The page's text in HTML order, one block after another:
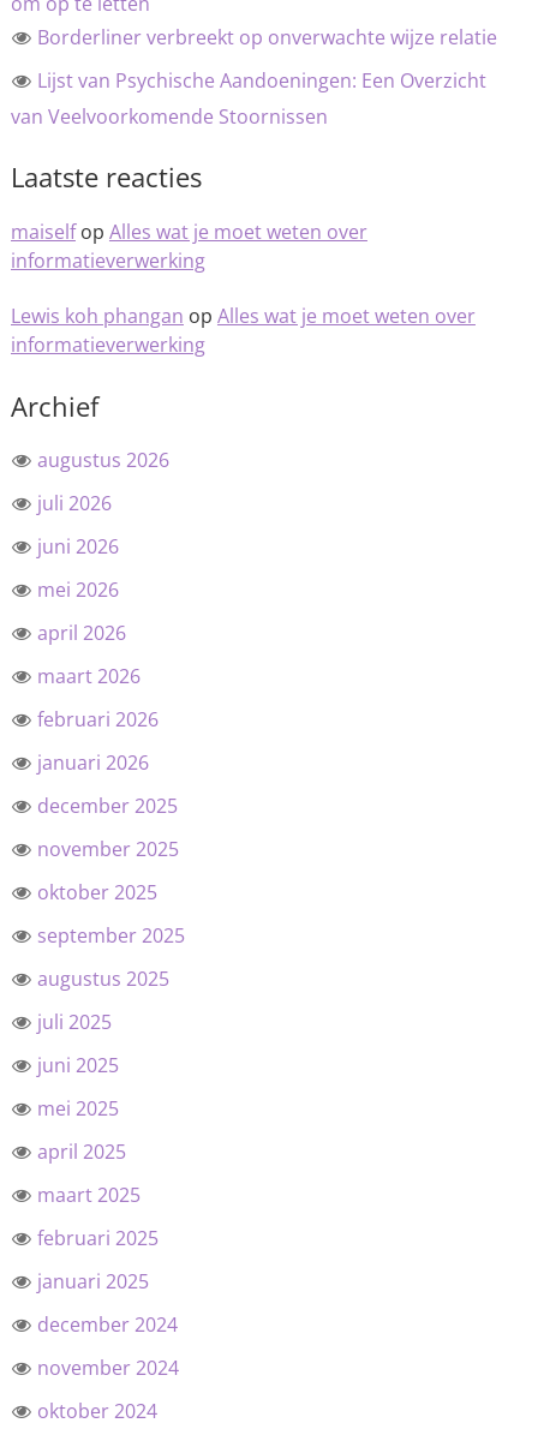
Borderliner verbreekt op onverwachte wijze relatie
Lijst van Psychische Aandoeningen: Een Overzicht
van Veelvoorkomende Stoornissen
Laatste reacties
maiselfop Alles wat je moet weten over
informatieverwerking
Lewis koh phangan op Alles wat je moet weten over
informatieverwerking
Archief
augustus 2026
juli 2026
juni 2026
mei 2026
april 2026
maart 2026
februari 2026
januari 2026
december 2025
november 2025
oktober 2025
september 2025
augustus 2025
juli 2025
juni 2025
mei 2025
april 2025
maart 2025
februari 2025
januari 2025
december 2024
november 2024
oktober 2024